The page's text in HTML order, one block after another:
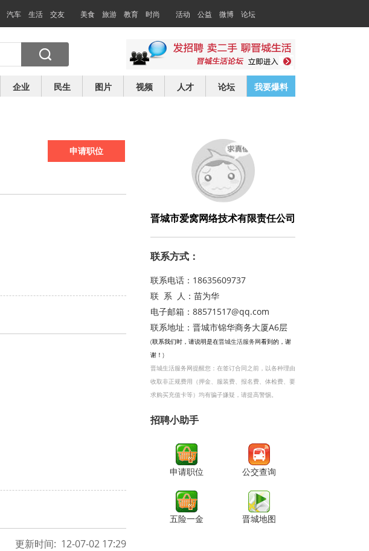
汽车 生活 交友 美食 旅游 教育 时尚 活动 公益 微博 论坛
企业 民生 图片 视频 人才 论坛 我要爆料
申请职位
更新时间: 12-07-02 17:29
晋城市爱窝网络技术有限责任公司
联系方式：
联系电话： 18635609737
联 系 人： 苗为华
电子邮箱： 88571517@qq.com
联系地址： 晋城市锦华商务大厦A6层
(联系我们时，请说明是在晋城生活服务网看到的，谢
谢！)
晋城生活服务网提醒您：在签订合同之前，以各种理由
收取非正规费用（押金、服装费、报名费、体检费、要
求购买充值卡等）均有骗子嫌疑，请提高警惕。
招聘小助手
申请职位 公交查询
五险一金 晋城地图